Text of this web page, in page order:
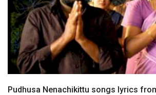
Pudhusa Nenachikittu songs lyrics